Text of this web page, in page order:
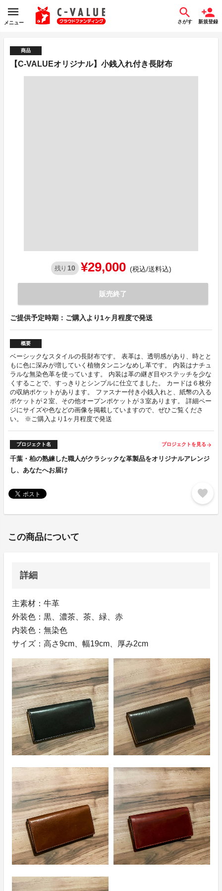
メニュー さがす 新規登録
商品
【C-VALUEオリジナル】小銭入れ付き長財布
残り 10 ¥29,000 (税込/送料込)
販売終了
ご提供予定時期：ご購入より1ヶ月程度で発送
概要
ベーシックなスタイルの長財布です。 表革は、透明感があり、時とと
もに色に深みが増していく植物タンニンなめし革です。 内装はナチュ
ラルな無染色革を使っています。 内装は革の継ぎ目やステッチを少な
くすることで、すっきりとシンプルに仕立てました。 カードは６枚分
の収納ポケットがあります。 ファスナー付き小銭入れと、紙幣の入る
ポケットが２室、その他オープンポケットが３室あります。 詳細ペー
ジにサイズや色などの画像を掲載していますので、ぜひご覧くださ
い。 ※ご購入より1ヶ月程度で発送
プロジェクト名 プロジェクトを見る arrow_forward
千葉・柏の熟練した職人がクラシックな革製品をオリジナルアレンジ
し、あなたへお届け
favorite
この商品について
詳細
主素材：牛革
外装色：黒、濃茶、茶、緑、赤
内装色：無染色
サイズ：高さ9cm、幅19cm、厚み2cm